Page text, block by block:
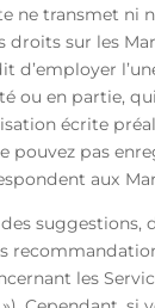
ne transmet ni
droits sur les
ou en partie,
écrite
pouvez pas
aux
suggestions,
les